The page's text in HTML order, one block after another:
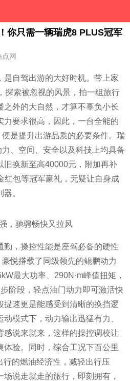
你只需一辆瑞虎8 PLUS冠军
网
是自驾出游的大好时机。带上家
探索被忽视的风景，拍一组旅行
之外的大自然，才算不辜负小长
力要求很高，因此，一台全能的
是提升出游品质的必要条件。瑞
、空间、安全以及科技上均具备
旧换新至高40000元，附加再补
红包等冠军豪礼，无疑让自身成
。
，驰骋畅快又拉风
勤，操控性能是座驾必备的硬性
悦搭载了同级领先的鲲鹏动力
最大功率、290N·m峰值扭矩，
阶段，轻点油门动力即可激活快
提速更是能感受到清晰的换挡逻
模式下，动力输出迅猛有力、
感说来就来，这样的操控调校让
体验。同时，综合工况下百公里
的燃油经济性，减轻出行压
说走就走的旅行，即刻拥有，